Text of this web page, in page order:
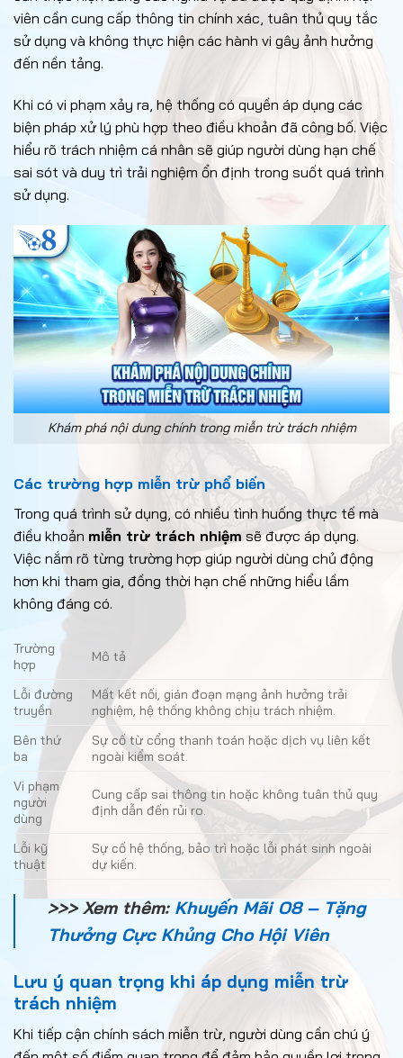
viên cần cung cấp thông tin chính xác, tuân thủ quy tắc
sử dụng và không thực hiện các hành vi gây ảnh hưởng
đến nền tảng.
Khi có vi phạm xảy ra, hệ thống có quyền áp dụng các
biện pháp xử lý phù hợp theo điều khoản đã công bố. Việc
hiểu rõ trách nhiệm cá nhân sẽ giúp người dùng hạn chế
sai sót và duy trì trải nghiệm ổn định trong suốt quá trình
sử dụng.
Khám phá nội dung chính trong miễn trừ trách nhiệm
Các trường hợp miễn trừ phổ biến
Trong quá trình sử dụng, có nhiều tình huống thực tế mà
điều khoản miễn trừ trách nhiệm sẽ được áp dụng.
Việc nắm rõ từng trường hợp giúp người dùng chủ động
hơn khi tham gia, đồng thời hạn chế những hiểu lầm
không đáng có.
Trường
hợp
Mô tả
Lỗi đường
truyền
Mất kết nối, gián đoạn mạng ảnh hưởng trải
nghiệm, hệ thống không chịu trách nhiệm.
Bên thứ
ba
Sự cố từ cổng thanh toán hoặc dịch vụ liên kết
ngoài kiểm soát.
Vi phạm
người
dùng
Cung cấp sai thông tin hoặc không tuân thủ quy
định dẫn đến rủi ro.
Lỗi kỹ
thuật
Sự cố hệ thống, bảo trì hoặc lỗi phát sinh ngoài
dự kiến.
>>> Xem thêm: Khuyến Mãi O8 – Tặng
Thưởng Cực Khủng Cho Hội Viên
Lưu ý quan trọng khi áp dụng miễn trừ
trách nhiệm
Khi tiếp cận chính sách miễn trừ, người dùng cần chú ý